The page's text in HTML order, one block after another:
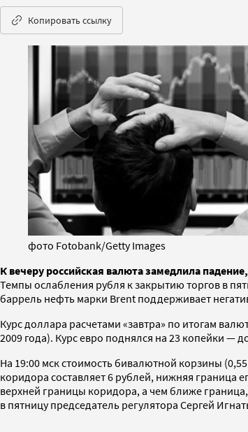
Копировать ссылку
фото Fotobank/Getty Images
К вечеру российская валюта замедлила
Темпы ослабления рубля к закрытию торгов в
баррель нефть марки Brent поддерживает
Курс доллара расчетами «завтра» по итогам
2009 года). Курс евро поднялся на 23 копейки —
На 19:00 мск стоимость бивалютной корзины
коридора составляет 6 рублей, нижняя граница
верхней границы коридора, а чем ближе
в пятницу председатель регулятора Сергей